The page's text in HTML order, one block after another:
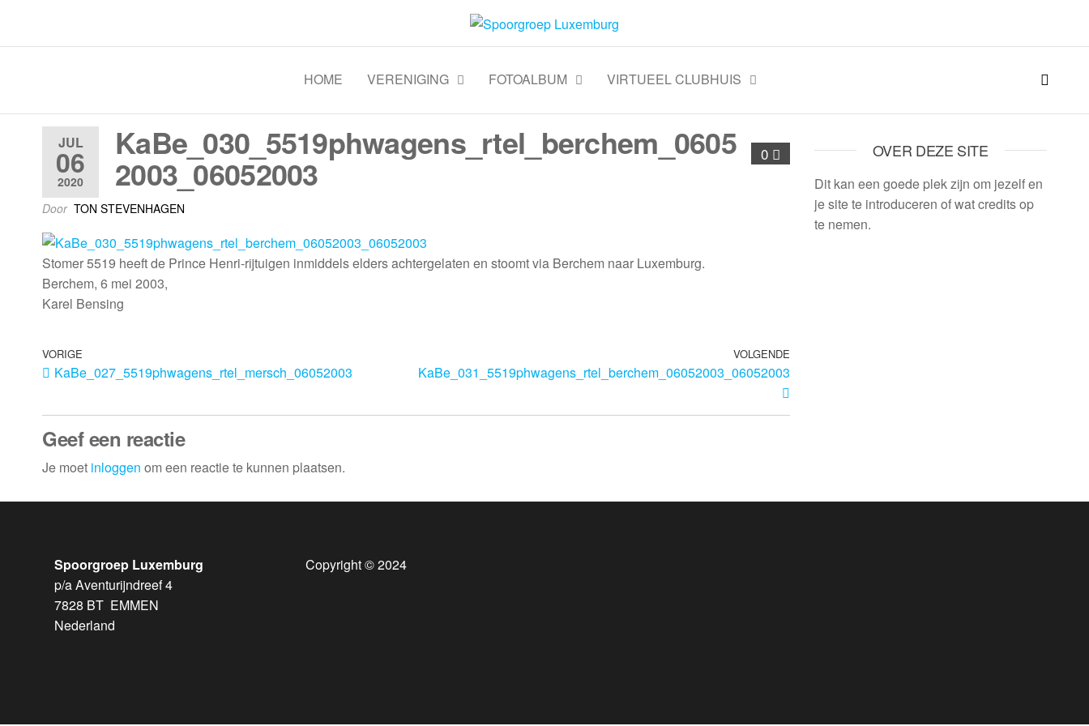
Spoorgroep Luxemburg
HOME VERENIGING FOTOALBUM VIRTUEEL CLUBHUIS
JUL
06
2020
0
KaBe_030_5519phwagens_rtel_berchem_0605
2003_06052003
Door TON STEVENHAGEN
Stomer 5519 heeft de Prince Henri-rijtuigen inmiddels elders achtergelaten en stoomt via Berchem naar Luxemburg.
Berchem, 6 mei 2003,
Karel Bensing
VORIGE
KaBe_027_5519phwagens_rtel_mersch_06052003
VOLGENDE
KaBe_031_5519phwagens_rtel_berchem_06052003_06052003
Geef een reactie
Je moet inloggen om een reactie te kunnen plaatsen.
OVER DEZE SITE
Dit kan een goede plek zijn om jezelf en
je site te introduceren of wat credits op
te nemen.
Spoorgroep Luxemburg
p/a Aventurijndreef 4
7828 BT EMMEN
Nederland
Copyright © 2024